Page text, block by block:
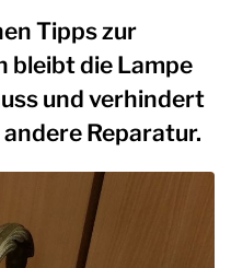
Tipps zur
bleibt die Lampe
und verhindert
Reparatur.